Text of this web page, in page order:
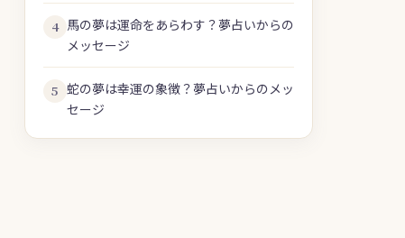
4 馬の夢は運命をあらわす？夢占いからの
メッセージ
5 蛇の夢は幸運の象徴？夢占いからのメッ
セージ